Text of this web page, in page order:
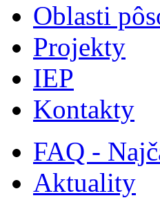
Oblasti
Projekty
IEP
Kontakty
FAQ -
Aktuality